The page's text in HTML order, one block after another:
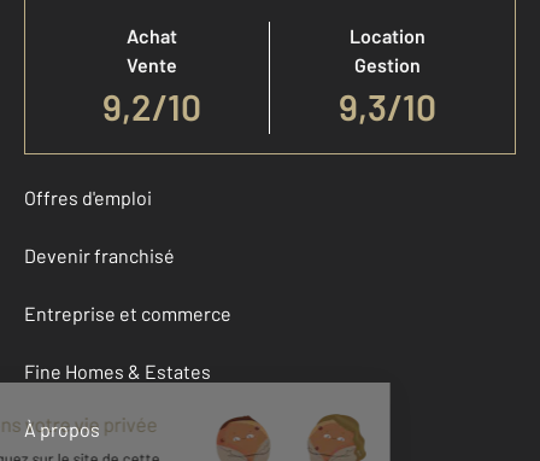
Achat
Vente
9,2/10
Location
Gestion
9,3/10
Offres d'emploi
Devenir franchisé
Entreprise et commerce
Fine Homes & Estates
À propos